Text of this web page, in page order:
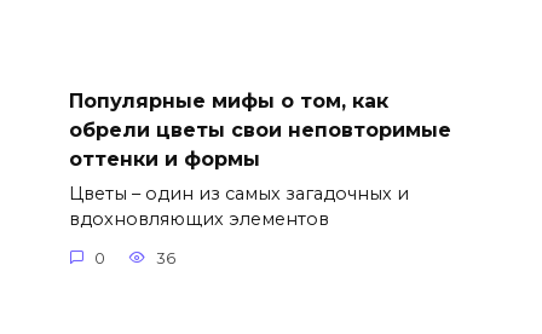
Популярные мифы о том, как
обрели цветы свои неповторимые
оттенки и формы
Цветы – один из самых загадочных и
вдохновляющих элементов
0 36